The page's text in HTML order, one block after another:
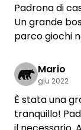
Padrona di
Un grande
parco giochi
Mario
giu 2022
È stata una
tranquillo!